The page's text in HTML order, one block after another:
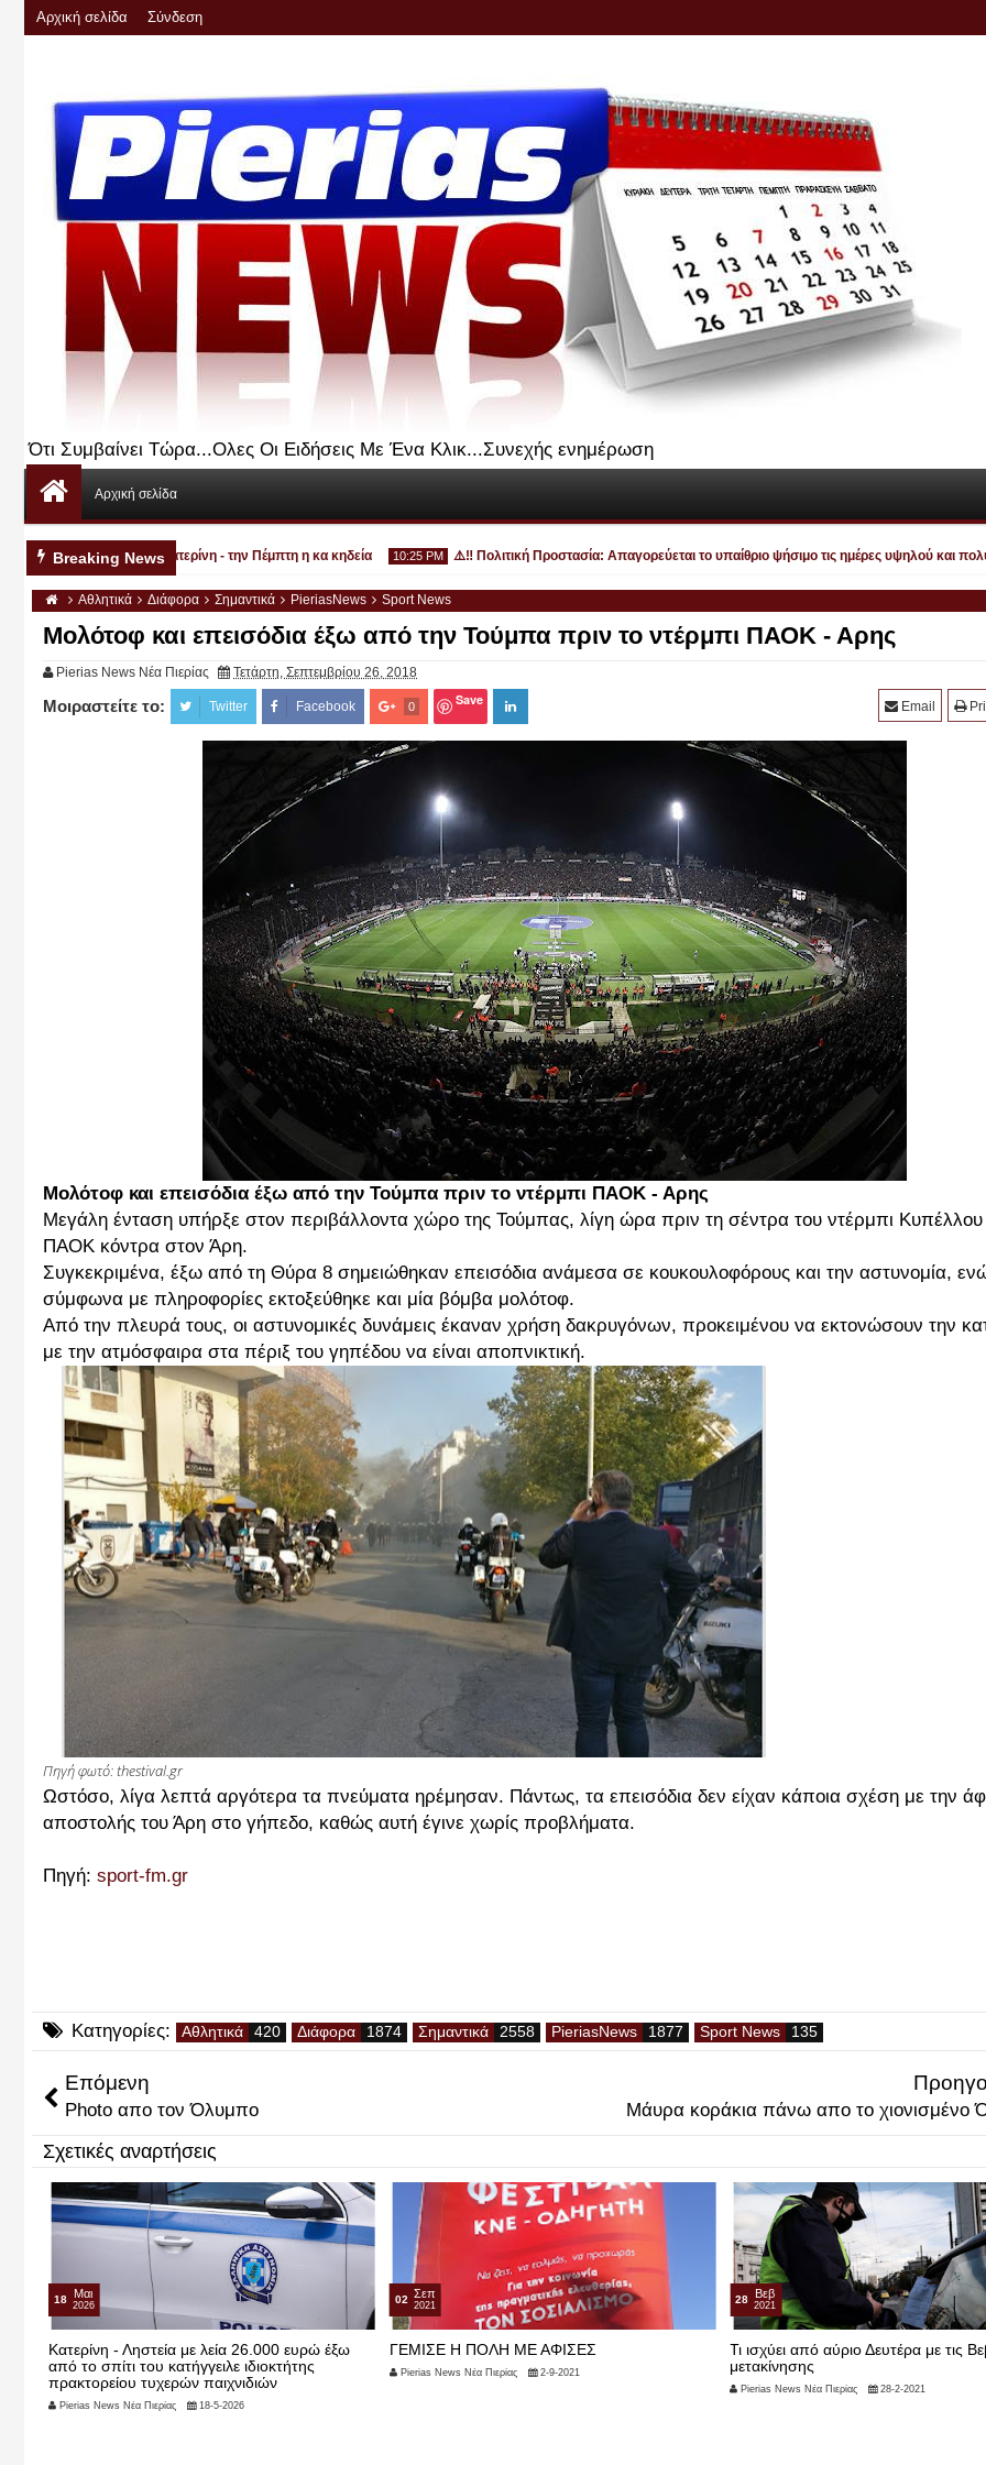
Αρχική σελίδα Σύνδεση
Ότι Συμβαίνει Τώρα...Ολες Οι Ειδήσεις Με Ένα Κλικ...Συνεχής ενημέρωση
Αρχική σελίδα
Breaking News
33χρονο στην Κατερίνη - την Πέμπτη η κα κηδεία 10:25 PM
Αυγ
⚠️‼️ Πολιτική Προστασία: Απαγορεύεται το υπαίθριο ψήσιμο τις ημέρες υψηλού και πολύ
Αθλητικά Διάφορα Σημαντικά PieriasNews Sport News
Μολότοφ και επεισόδια έξω από την Τούμπα πριν το ντέρμπι ΠΑΟΚ - Αρης
Pierias News Νέα Πιερίας Τετάρτη, Σεπτεμβρίου 26, 2018
Μοιραστείτε το: Twitter Facebook 0 Save Email
Μολότοφ και επεισόδια έξω από την Τούμπα πριν το ντέρμπι ΠΑΟΚ - Αρης
Μεγάλη ένταση υπήρξε στον περιβάλλοντα χώρο της Τούμπας, λίγη ώρα πριν τη σέντρα του ντέρμπι Κυπέλλου
ΠΑΟΚ κόντρα στον Άρη.
Συγκεκριμένα, έξω από τη Θύρα 8 σημειώθηκαν επεισόδια ανάμεσα σε κουκουλοφόρους και την αστυνομία,
σύμφωνα με πληροφορίες εκτοξεύθηκε και μία βόμβα μολότοφ.
Από την πλευρά τους, οι αστυνομικές δυνάμεις έκαναν χρήση δακρυγόνων, προκειμένου να εκτονώσουν την
με την ατμόσφαιρα στα πέριξ του γηπέδου να είναι αποπνικτική.
Πηγή φωτό: thestival.gr
Ωστόσο, λίγα λεπτά αργότερα τα πνεύματα ηρέμησαν. Πάντως, τα επεισόδια δεν είχαν κάποια σχέση με την
αποστολής του Άρη στο γήπεδο, καθώς αυτή έγινε χωρίς προβλήματα.
Πηγή: sport-fm.gr
Κατηγορίες: Αθλητικά Διάφορα Σημαντικά PieriasNews Sport News
Επόμενη
Photo απο τον Όλυμπο Μάυρα κοράκια πάνω απο το χιονισμένο
Σχετικές αναρτήσεις
18 Μαι
2026
Κατερίνη - Ληστεία με λεία 26.000 ευρώ έξω
από το σπίτι του κατήγγειλε ιδιοκτήτης
πρακτορείου τυχερών παιχνιδιών
Pierias News Νέα Πιερίας 18-5-2026
02 Σεπ
2021
ΓΕΜΙΣΕ Η ΠΟΛΗ ΜΕ ΑΦΙΣΕΣ
Pierias News Νέα Πιερίας 2-9-2021
28 Βεβ
2021
Τι ισχύει από αύριο Δευτέρα με τις
μετακίνησης
Pierias News Νέα Πιερίας 28-2-2021